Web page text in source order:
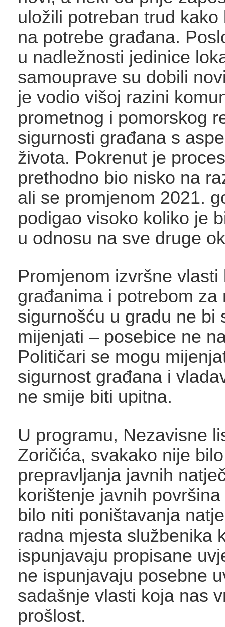
uložili potreban trud kako
na potrebe građana.
u nadležnosti jedinice
samouprave su dobili
je vodio višoj razini
prometnog i pomorskog
sigurnosti građana s
života. Pokrenut je
prethodno bio nisko na
ali se promjenom 2021.
podigao visoko koliko je
u odnosu na sve druge
Promjenom izvršne vlasti
građanima i potrebom za
sigurnošću u gradu ne bi
mijenjati – posebice ne
Političari se mogu
sigurnost građana i
ne smije biti upitna.
U programu, Nezavisne
Zoričića, svakako nije bilo
prepravljanja javnih
korištenje javnih
bilo niti poništavanja
radna mjesta službenika
ispunjavaju propisane
ne ispunjavaju posebne
sadašnje vlasti koja nas
prošlost.